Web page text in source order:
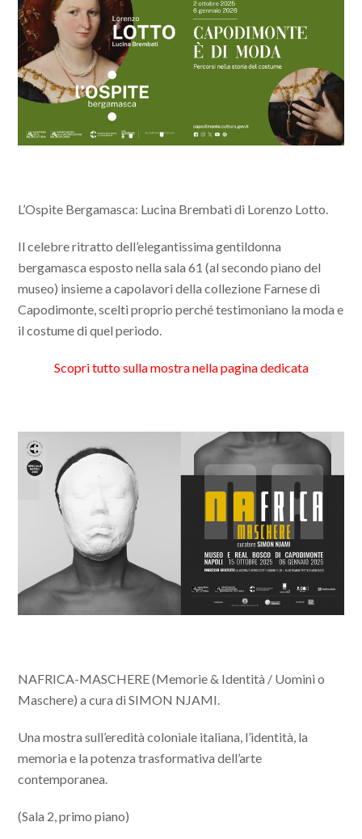
L’Ospite Bergamasca: Lucina Brembati di Lorenzo Lotto.
Il celebre ritratto dell’elegantissima gentildonna
bergamasca esposto nella sala 61 (al secondo piano del
museo) insieme a capolavori della collezione Farnese di
Capodimonte, scelti proprio perché testimoniano la moda e
il costume di quel periodo.
Scopri tutto sulla mostra nella pagina dedicata
NAFRICA-MASCHERE (Memorie & Identità / Uomini o
Maschere) a cura di SIMON NJAMI.
Una mostra sull’eredità coloniale italiana, l’identità, la
memoria e la potenza trasformativa dell’arte
contemporanea.
(Sala 2, primo piano)